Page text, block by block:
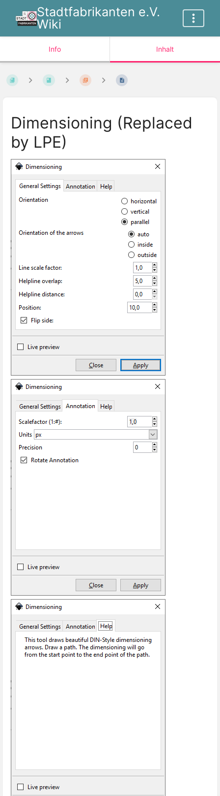
Stadtfabrikanten e.V.
Wiki
Info Inhalt
Dimensioning (Replaced
by LPE)